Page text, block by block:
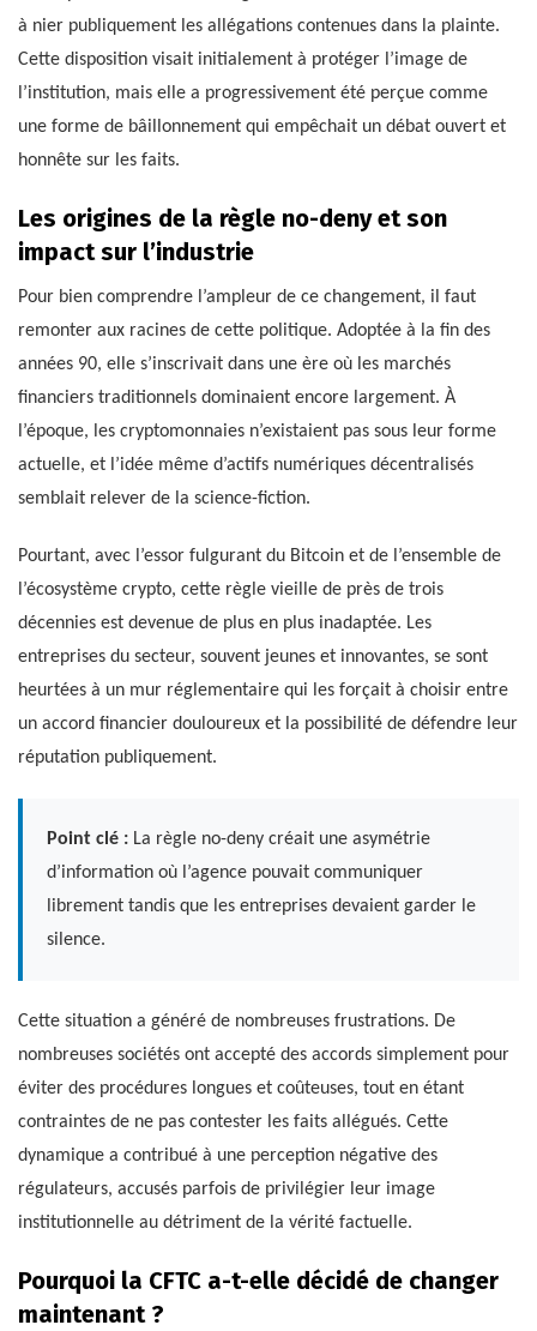
à nier publiquement les allégations contenues dans la plainte.
Cette disposition visait initialement à protéger l’image de
l’institution, mais elle a progressivement été perçue comme
une forme de bâillonnement qui empêchait un débat ouvert et
honnête sur les faits.
Les origines de la règle no-deny et son
impact sur l’industrie
Pour bien comprendre l’ampleur de ce changement, il faut
remonter aux racines de cette politique. Adoptée à la fin des
années 90, elle s’inscrivait dans une ère où les marchés
financiers traditionnels dominaient encore largement. À
l’époque, les cryptomonnaies n’existaient pas sous leur forme
actuelle, et l’idée même d’actifs numériques décentralisés
semblait relever de la science-fiction.
Pourtant, avec l’essor fulgurant du Bitcoin et de l’ensemble de
l’écosystème crypto, cette règle vieille de près de trois
décennies est devenue de plus en plus inadaptée. Les
entreprises du secteur, souvent jeunes et innovantes, se sont
heurtées à un mur réglementaire qui les forçait à choisir entre
un accord financier douloureux et la possibilité de défendre leur
réputation publiquement.
Point clé : La règle no-deny créait une asymétrie
d’information où l’agence pouvait communiquer
librement tandis que les entreprises devaient garder le
silence.
Cette situation a généré de nombreuses frustrations. De
nombreuses sociétés ont accepté des accords simplement pour
éviter des procédures longues et coûteuses, tout en étant
contraintes de ne pas contester les faits allégués. Cette
dynamique a contribué à une perception négative des
régulateurs, accusés parfois de privilégier leur image
institutionnelle au détriment de la vérité factuelle.
Pourquoi la CFTC a-t-elle décidé de changer
maintenant ?